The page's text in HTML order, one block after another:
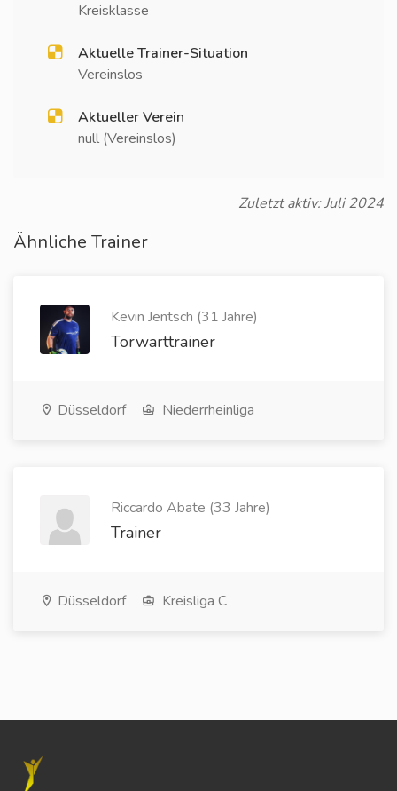
Kreisklasse
Aktuelle Trainer-Situation
Vereinslos
Aktueller Verein
null (Vereinslos)
Zuletzt aktiv: Juli 2024
Ähnliche Trainer
Kevin Jentsch (31 Jahre)
Torwarttrainer
Düsseldorf Niederrheinliga
Riccardo Abate (33 Jahre)
Trainer
Düsseldorf Kreisliga C